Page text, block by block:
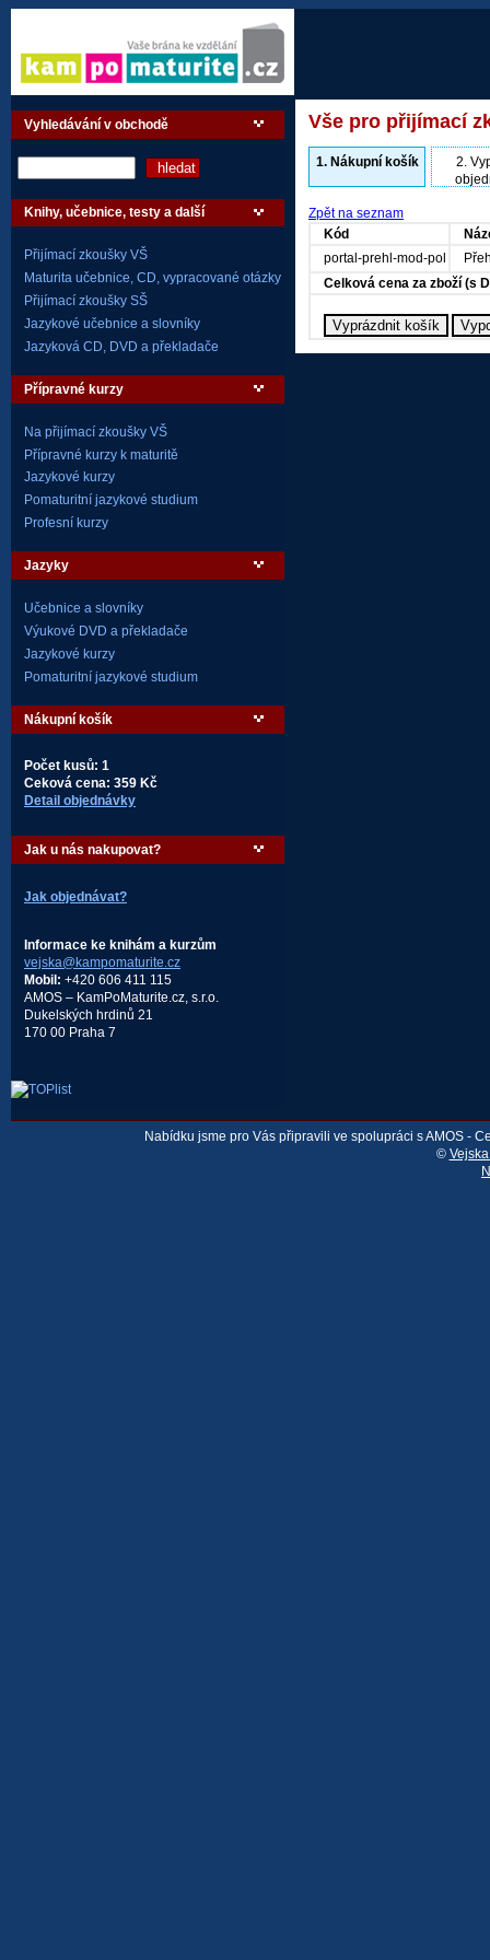
Vyhledávání v obchodě
Knihy, učebnice, testy a další
Přijímací zkoušky VŠ
Maturita učebnice, CD, vypracované otázky
Přijímací zkoušky SŠ
Jazykové učebnice a slovníky
Jazyková CD, DVD a překladače
Přípravné kurzy
Na přijímací zkoušky VŠ
Přípravné kurzy k maturitě
Jazykové kurzy
Pomaturitní jazykové studium
Profesní kurzy
Jazyky
Učebnice a slovníky
Výukové DVD a překladače
Jazykové kurzy
Pomaturitní jazykové studium
Nákupní košík
Počet kusů: 1
Ceková cena: 359 Kč
Detail objednávky
Jak u nás nakupovat?
Jak objednávat?
Informace ke knihám a kurzům
vejska@kampomaturite.cz
Mobil: +420 606 411 115
AMOS – KamPoMaturite.cz, s.r.o.
Dukelských hrdinů 21
170 00 Praha 7
Vše pro přijímací
1.Nákupní košík 2.
Zpět na seznam
Kód
portal-prehl-mod-pol
Celková cena za zboží (s
Nabídku jsme pro Vás připravili ve spolupráci s AMOS -
©